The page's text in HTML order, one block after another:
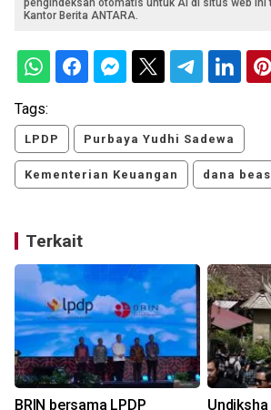
pengindeksan otomatis untuk AI di situs web ini
Kantor Berita ANTARA.
Tags:
LPDP Purbaya Yudhi Sadewa
Kementerian Keuangan dana
Terkait
BRIN bersama LPDP